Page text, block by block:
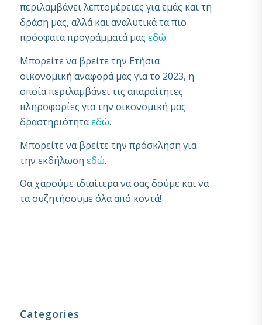
περιλαμβάνει λεπτομέρειες για εμάς και τη
δράση μας, αλλά και αναλυτικά τα πιο
πρόσφατα προγράμματά μας εδώ.
Μπορείτε να βρείτε την Ετήσια
οικονομική αναφορά μας για το 2023, η
οποία περιλαμβάνει τις απαραίτητες
πληροφορίες για την οικονομική μας
δραστηριότηταεδώ.
Μπορείτε να βρείτε την πρόσκληση για
την εκδήλωση εδώ.
Θα χαρούμε ιδιαίτερα να σας δούμε και να
τα συζητήσουμε όλα από κοντά!
Categories